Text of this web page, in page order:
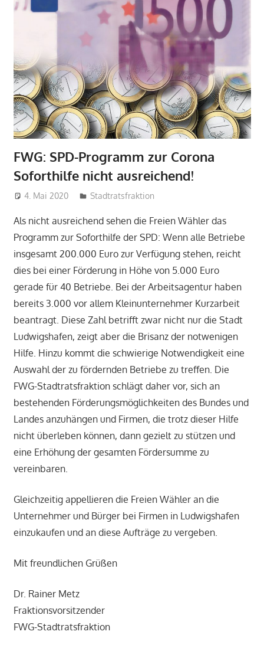
FWG: SPD-Programm zur Corona
Soforthilfe nicht ausreichend!
4. Mai 2020 admin
Stadtratsfraktion
Als nicht ausreichend sehen die Freien Wähler das
Programm zur Soforthilfe der SPD: Wenn alle Betriebe
insgesamt 200.000 Euro zur Verfügung stehen, reicht
dies bei einer Förderung in Höhe von 5.000 Euro
gerade für 40 Betriebe. Bei der Arbeitsagentur haben
bereits 3.000 vor allem Kleinunternehmer Kurzarbeit
beantragt. Diese Zahl betrifft zwar nicht nur die Stadt
Ludwigshafen, zeigt aber die Brisanz der notwenigen
Hilfe. Hinzu kommt die schwierige Notwendigkeit eine
Auswahl der zu fördernden Betriebe zu treffen. Die
FWG-Stadtratsfraktion schlägt daher vor, sich an
bestehenden Förderungsmöglichkeiten des Bundes und
Landes anzuhängen und Firmen, die trotz dieser Hilfe
nicht überleben können, dann gezielt zu stützen und
eine Erhöhung der gesamten Fördersumme zu
vereinbaren.
Gleichzeitig appellieren die Freien Wähler an die
Unternehmer und Bürger bei Firmen in Ludwigshafen
einzukaufen und an diese Aufträge zu vergeben.
Mit freundlichen Grüßen
Dr. Rainer Metz
Fraktionsvorsitzender
FWG-Stadtratsfraktion